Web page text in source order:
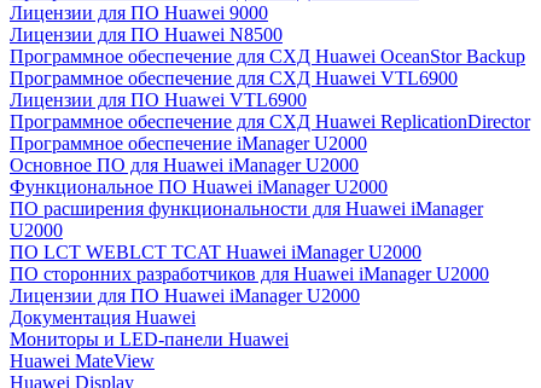
Лицензии для ПО Huawei 9000
Лицензии для ПО Huawei N8500
Программное обеспечение для СХД Huawei OceanStor Backup
Программное обеспечение для СХД Huawei VTL6900
Лицензии для ПО Huawei VTL6900
Программное обеспечение для СХД Huawei ReplicationDirector
Программное обеспечение iManager U2000
Основное ПО для Huawei iManager U2000
Функциональное ПО Huawei iManager U2000
ПО расширения функциональности для Huawei iManager
U2000
ПО LCT WEBLCT TCAT Huawei iManager U2000
ПО сторонних разработчиков для Huawei iManager U2000
Лицензии для ПО Huawei iManager U2000
Документация Huawei
Мониторы и LED-панели Huawei
Huawei MateView
Huawei Display